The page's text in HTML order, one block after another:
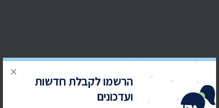
הרשמו לקבלת חדשות
ועדכונים
×
הרשמו לקבלת חדשות ועדכונים
מוזמנים להירשם לרשימת התפוצה של התנועה
לחופש המידע לקבלת חדשות ועדכונים שוטפים על
הנעשה אצלנו